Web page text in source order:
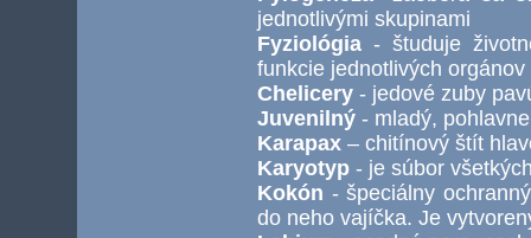
jednotlivými skupinami
Fyziológia - študuje
funkcie jednotlivých
Chelicery - jedové zuby
Juvenilný - mladý,
Karapax – chitínový štít
Karyotyp - je súbor
Kokón - špeciálny
do neho vajíčka. Je